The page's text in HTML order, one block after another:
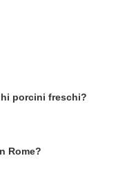
porcini freschi?
Rome?